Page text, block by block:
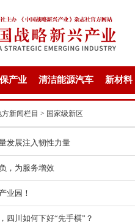
产业 清洁能源汽车 新材料
方新闻栏目 > 国家级新区
发展注入韧性力量
，为服务增效
业园！
四川如何下好“先手棋”？